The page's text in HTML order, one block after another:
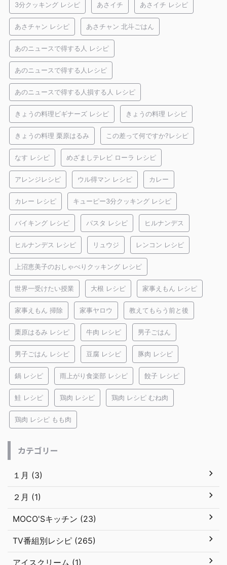
3分クッキング レシピ あさイチ あさイチ レシピ
あさチャン レシピ あさチャン 北斗ごはん
あのニュースで得する人 レシピ
あのニュースで得する人レシピ
あのニュースで得する人損する人 レシピ
きょうの料理ビギナーズ レシピ きょうの料理 レシピ
きょうの料理 栗原はるみ この差って何ですか?レシピ
なす レシピ めざましテレビ ローラ レシピ
アレンジレシピ ウル得マン レシピ カレー
カレー レシピ キューピー3分クッキング レシピ
バイキング レシピ パスタ レシピ ヒルナンデス
ヒルナンデス レシピ リュウジ レンコン レシピ
上沼恵美子のおしゃべりクッキング レシピ
世界一受けたい授業 大根 レシピ 家事えもん レシピ
家事えもん 掃除 家事ヤロウ 教えてもらう前と後
栗原はるみ レシピ 牛肉 レシピ 男子ごはん
男子ごはん レシピ 豆腐 レシピ 豚肉 レシピ
鍋 レシピ 雨上がり食楽部 レシピ 餃子 レシピ
鮭 レシピ 鶏肉 レシピ 鶏肉 レシピ むね肉
鶏肉 レシピ もも肉
カテゴリー
１月 (3)
２月 (1)
MOCO'Sキッチン (23)
TV番組別レシピ (265)
アイスクリーム (1)